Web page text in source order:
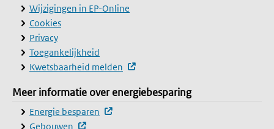
Wijzigingen in EP-Online
Cookies
Privacy
Toegankelijkheid
Kwetsbaarheid melden
(externe website, opent in een
Meer informatie over energiebesparing
Meer informatie over energiebesparing
Energie besparen
(externe website, opent in een nieuw
Gebouwen
(externe website, opent in een nieuw venster)